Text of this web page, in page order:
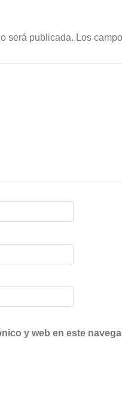
será publicada. Los
y web en este